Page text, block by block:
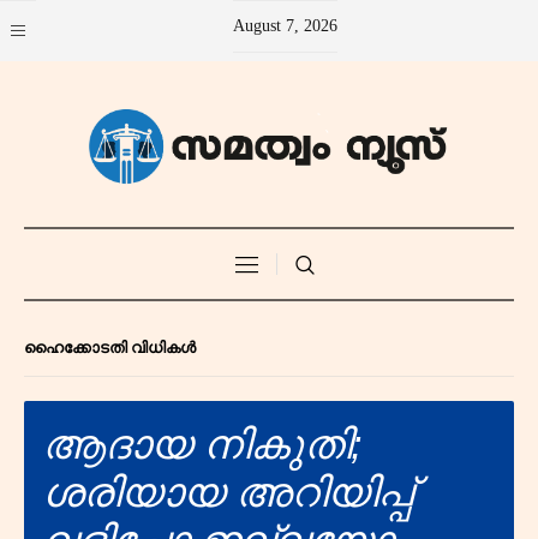
August 7, 2026
ഹൈക്കോടതി വിധികൾ
ആദായ നികുതി;
ശരിയായ അറിയിപ്പ്